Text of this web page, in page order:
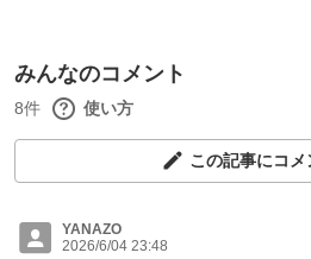
みんなのコメント
8件 使い方
この記事にコメ
YANAZO
2026/6/04 23:48